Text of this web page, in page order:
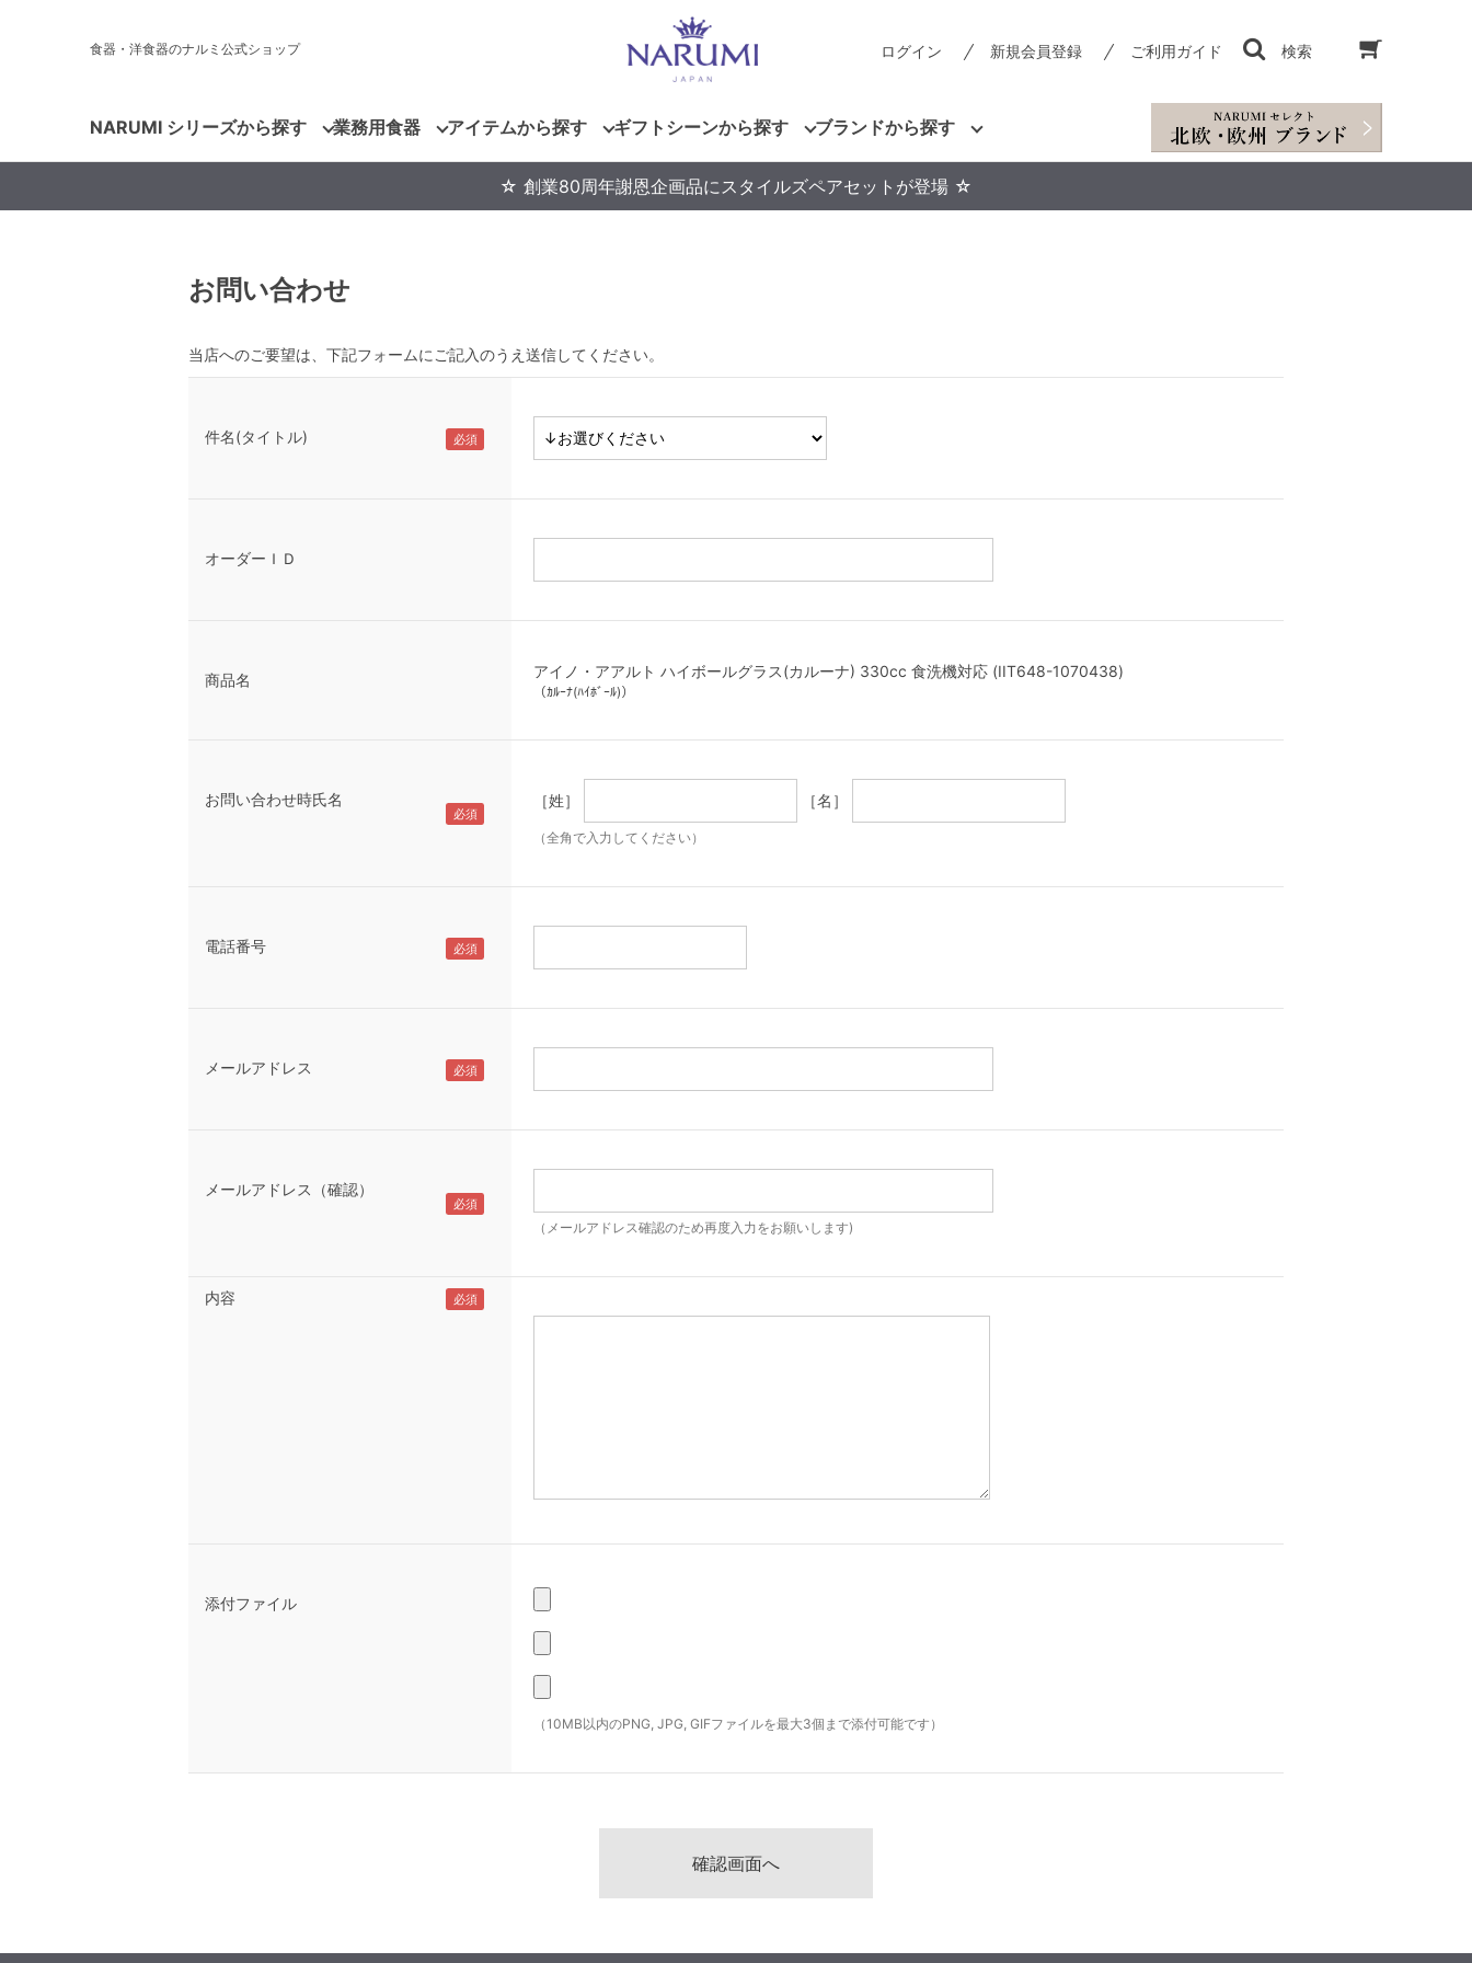
食器・洋食器のナルミ公式ショップ ログイン 新規会員登録 ご利用ガイド 検索
NARUMI シリーズから探す 業務用食器 アイテムから探す ギフトシーンから探す ブランドから探す
☆ 創業80周年謝恩企画品にスタイルズペアセットが登場 ☆
お問い合わせ
当店へのご要望は、下記フォームにご記入のうえ送信してください。
件名(タイトル)
オーダーＩＤ
商品名 アイノ・アアルト ハイボールグラス(カルーナ) 330cc 食洗機対応 (IIT648-1070438)
（ｶﾙｰﾅ(ﾊｲﾎﾞｰﾙ)）
お問い合わせ時氏名 ［姓］ ［名］
（全角で入力してください）
電話番号
メールアドレス
メールアドレス（確認）
（メールアドレス確認のため再度入力をお願いします)
内容
添付ファイル
（10MB以内のPNG, JPG, GIFファイルを最大3個まで添付可能です）